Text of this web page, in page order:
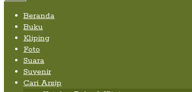
Beranda
Buku
Kliping
Foto
Suara
Suvenir
Cari Arsip